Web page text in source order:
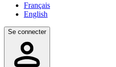
Français
English
Se connecter